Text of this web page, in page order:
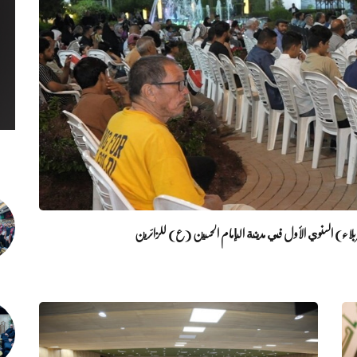
السنوي الأول في مدينة الإمام الحسين (ع) للزائرين